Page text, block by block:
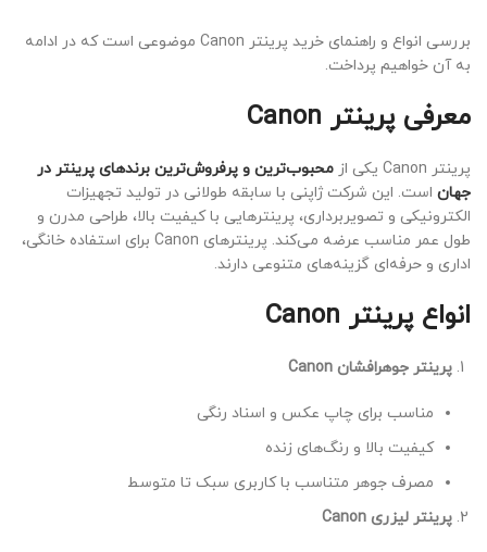
بررسی انواع و راهنمای خرید پرینتر Canon موضوعی است که در ادامه
به آن خواهیم پرداخت.
معرفی پرینتر Canon
پرینتر Canon یکی از
محبوب‌ترین و پرفروش‌ترین برندهای پرینتر در
جهان است. این شرکت ژاپنی با سابقه طولانی در تولید تجهیزات
الکترونیکی و تصویربرداری، پرینترهایی با کیفیت بالا، طراحی مدرن و
طول عمر مناسب عرضه می‌کند. پرینترهای Canon برای استفاده خانگی،
اداری و حرفه‌ای گزینه‌های متنوعی دارند.
انواع پرینتر Canon
پرینتر جوهرافشان Canon
مناسب برای چاپ عکس و اسناد رنگی
کیفیت بالا و رنگ‌های زنده
مصرف جوهر متناسب با کاربری سبک تا متوسط
پرینتر لیزری Canon